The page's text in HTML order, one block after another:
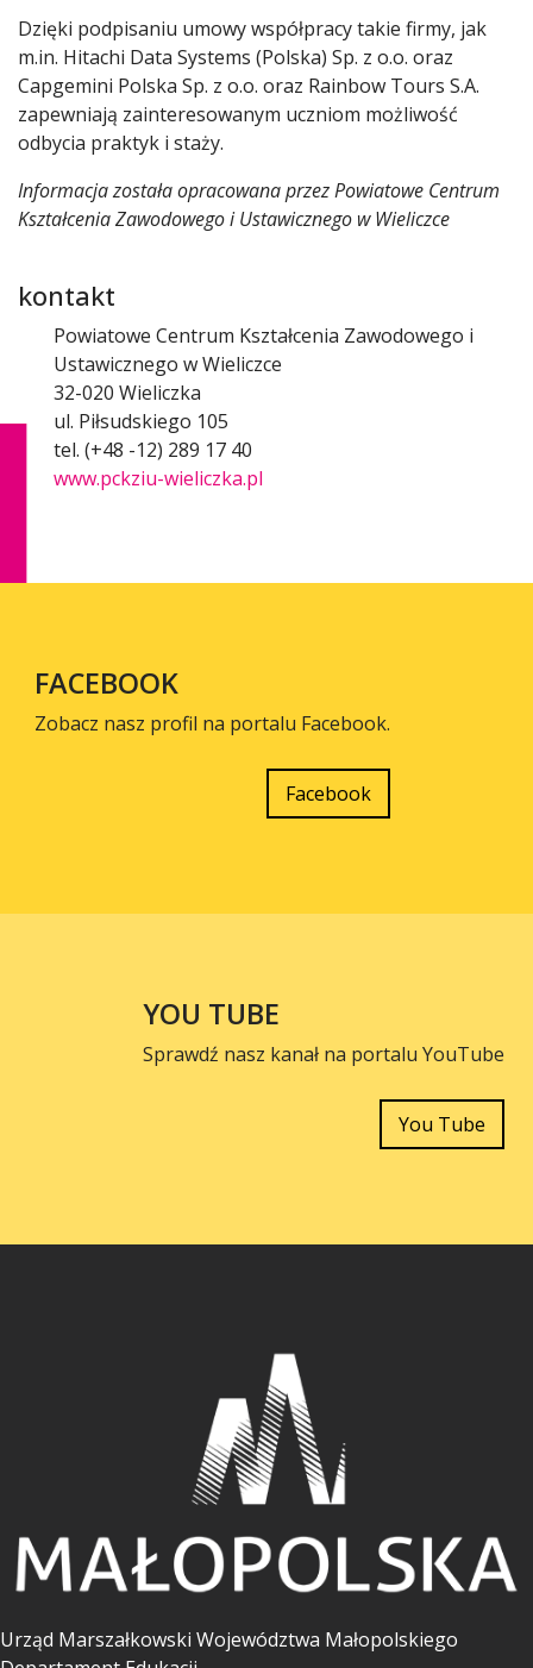
Dzięki podpisaniu umowy współpracy takie firmy, jak
m.in. Hitachi Data Systems (Polska) Sp. z o.o. oraz
Capgemini Polska Sp. z o.o. oraz Rainbow Tours S.A.
zapewniają zainteresowanym uczniom możliwość
odbycia praktyk i staży.
Informacja została opracowana przez Powiatowe Centrum
Kształcenia Zawodowego i Ustawicznego w Wieliczce
kontakt
Powiatowe Centrum Kształcenia Zawodowego i
Ustawicznego w Wieliczce
32-020 Wieliczka
ul. Piłsudskiego 105
tel. (+48 -12) 289 17 40
www.pckziu-wieliczka.pl
FACEBOOK
Zobacz nasz profil na portalu Facebook.
Facebook
YOU TUBE
Sprawdź nasz kanał na portalu YouTube
You Tube
Urząd Marszałkowski Województwa Małopolskiego